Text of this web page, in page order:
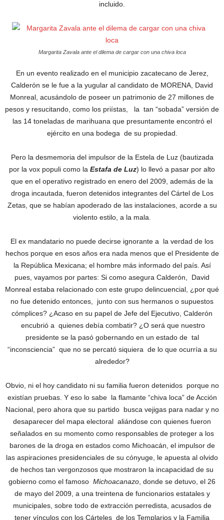
incluido.
Margarita Zavala ante el dilema de cargar con una chiva loca
En un evento realizado en el municipio zacatecano de Jerez,
Calderón se le fue a la yugular al candidato de MORENA, David
Monreal, acusándolo de poseer un patrimonio de 27 millones de
pesos y resucitando, como los priístas, la tan “sobada” versión de
las 14 toneladas de marihuana que presuntamente encontró el
ejército en una bodega de su propiedad.
Pero la desmemoria del impulsor de la Estela de Luz (bautizada
por la vox populi como la Estafa de Luz) lo llevó a pasar por alto
que en el operativo registrado en enero del 2009, además de la
droga incautada, fueron detenidos integrantes del Cártel de Los
Zetas, que se habían apoderado de las instalaciones, acorde a su
violento estilo, a la mala.
El ex mandatario no puede decirse ignorante a la verdad de los
hechos porque en esos años era nada menos que el Presidente de
la República Mexicana; el hombre más informado del país. Así
pues, vayamos por partes: Si como asegura Calderón, David
Monreal estaba relacionado con este grupo delincuencial, ¿por qué
no fue detenido entonces, junto con sus hermanos o supuestos
cómplices? ¿Acaso en su papel de Jefe del Ejecutivo, Calderón
encubrió a quienes debía combatir? ¿O será que nuestro
presidente se la pasó gobernando en un estado de tal
“inconsciencia” que no se percató siquiera de lo que ocurría a su
alrededor?
Obvio, ni el hoy candidato ni su familia fueron detenidos porque no
existían pruebas. Y eso lo sabe la flamante “chiva loca” de Acción
Nacional, pero ahora que su partido busca vejigas para nadar y no
desaparecer del mapa electoral aliándose con quienes fueron
señalados en su momento como responsables de proteger a los
barones de la droga en estados como Michoacán, el impulsor de
las aspiraciones presidenciales de su cónyuge, le apuesta al olvido
de hechos tan vergonzosos que mostraron la incapacidad de su
gobierno como el famoso Michoacanazo , donde se detuvo, el 26
de mayo del 2009, a una treintena de funcionarios estatales y
municipales, sobre todo de extracción perredista, acusados de
tener vínculos con los Cárteles de los Templarios y la Familia